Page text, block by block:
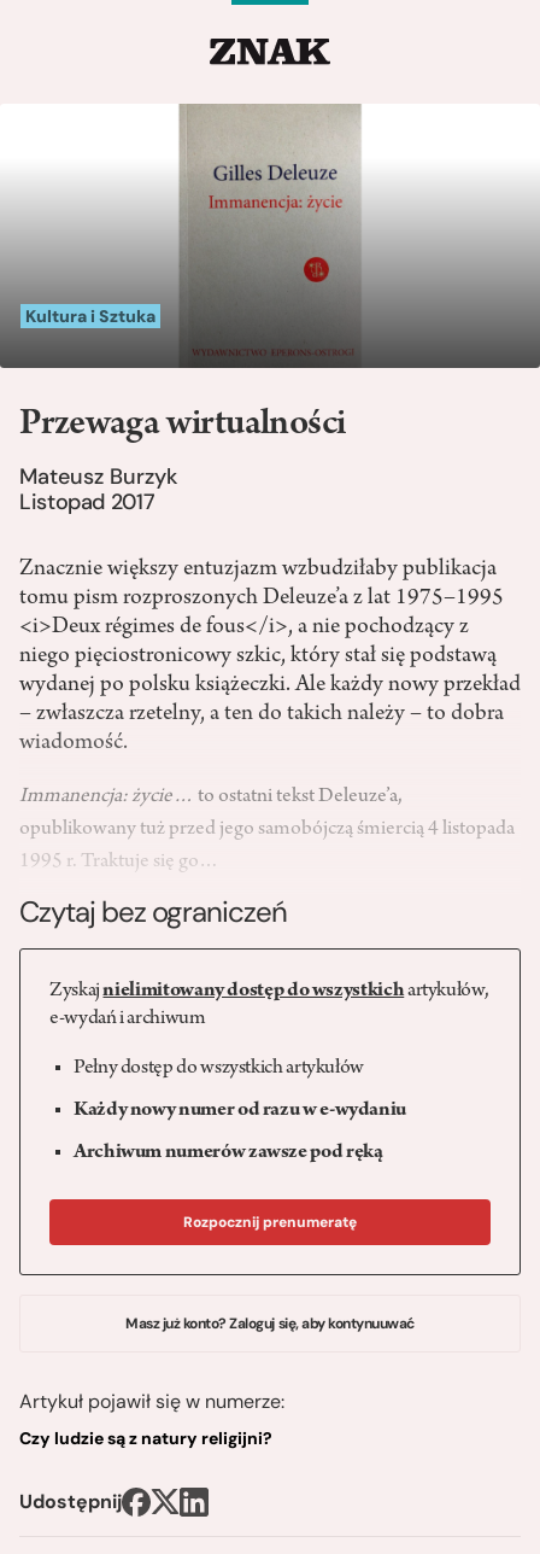
Kultura i Sztuka
Przewaga wirtualności
Mateusz Burzyk
Listopad 2017
Znacznie większy entuzjazm wzbudziłaby publikacja
tomu pism rozproszonych Deleuze’a z lat 1975–1995
<i>Deux régimes de fous</i>, a nie pochodzący z
niego pięciostronicowy szkic, który stał się podstawą
wydanej po polsku książeczki. Ale każdy nowy przekład
– zwłaszcza rzetelny, a ten do takich należy – to dobra
wiadomość.
Immanencja: życie… to ostatni tekst Deleu­ze’a,
opublikowany tuż przed jego samobójczą śmiercią 4 listopada
1995 r. Traktuje się go…
Czytaj bez ograniczeń
Zyskajnielimitowany dostęp do wszystkichartykułów,
e-wydań i archiwum
Pełny dostęp do wszystkich artykułów
Każdy nowy numer od razu w e-wydaniu
Archiwum numerów zawsze pod ręką
Rozpocznij prenumeratę
Masz już konto? Zaloguj się, aby kontynuuwać
Artykuł pojawił się w numerze:
Czy ludzie są z natury religijni?
Udostępnij